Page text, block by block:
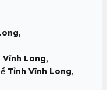
,
Vĩnh Long,
Tỉnh Vĩnh Long,